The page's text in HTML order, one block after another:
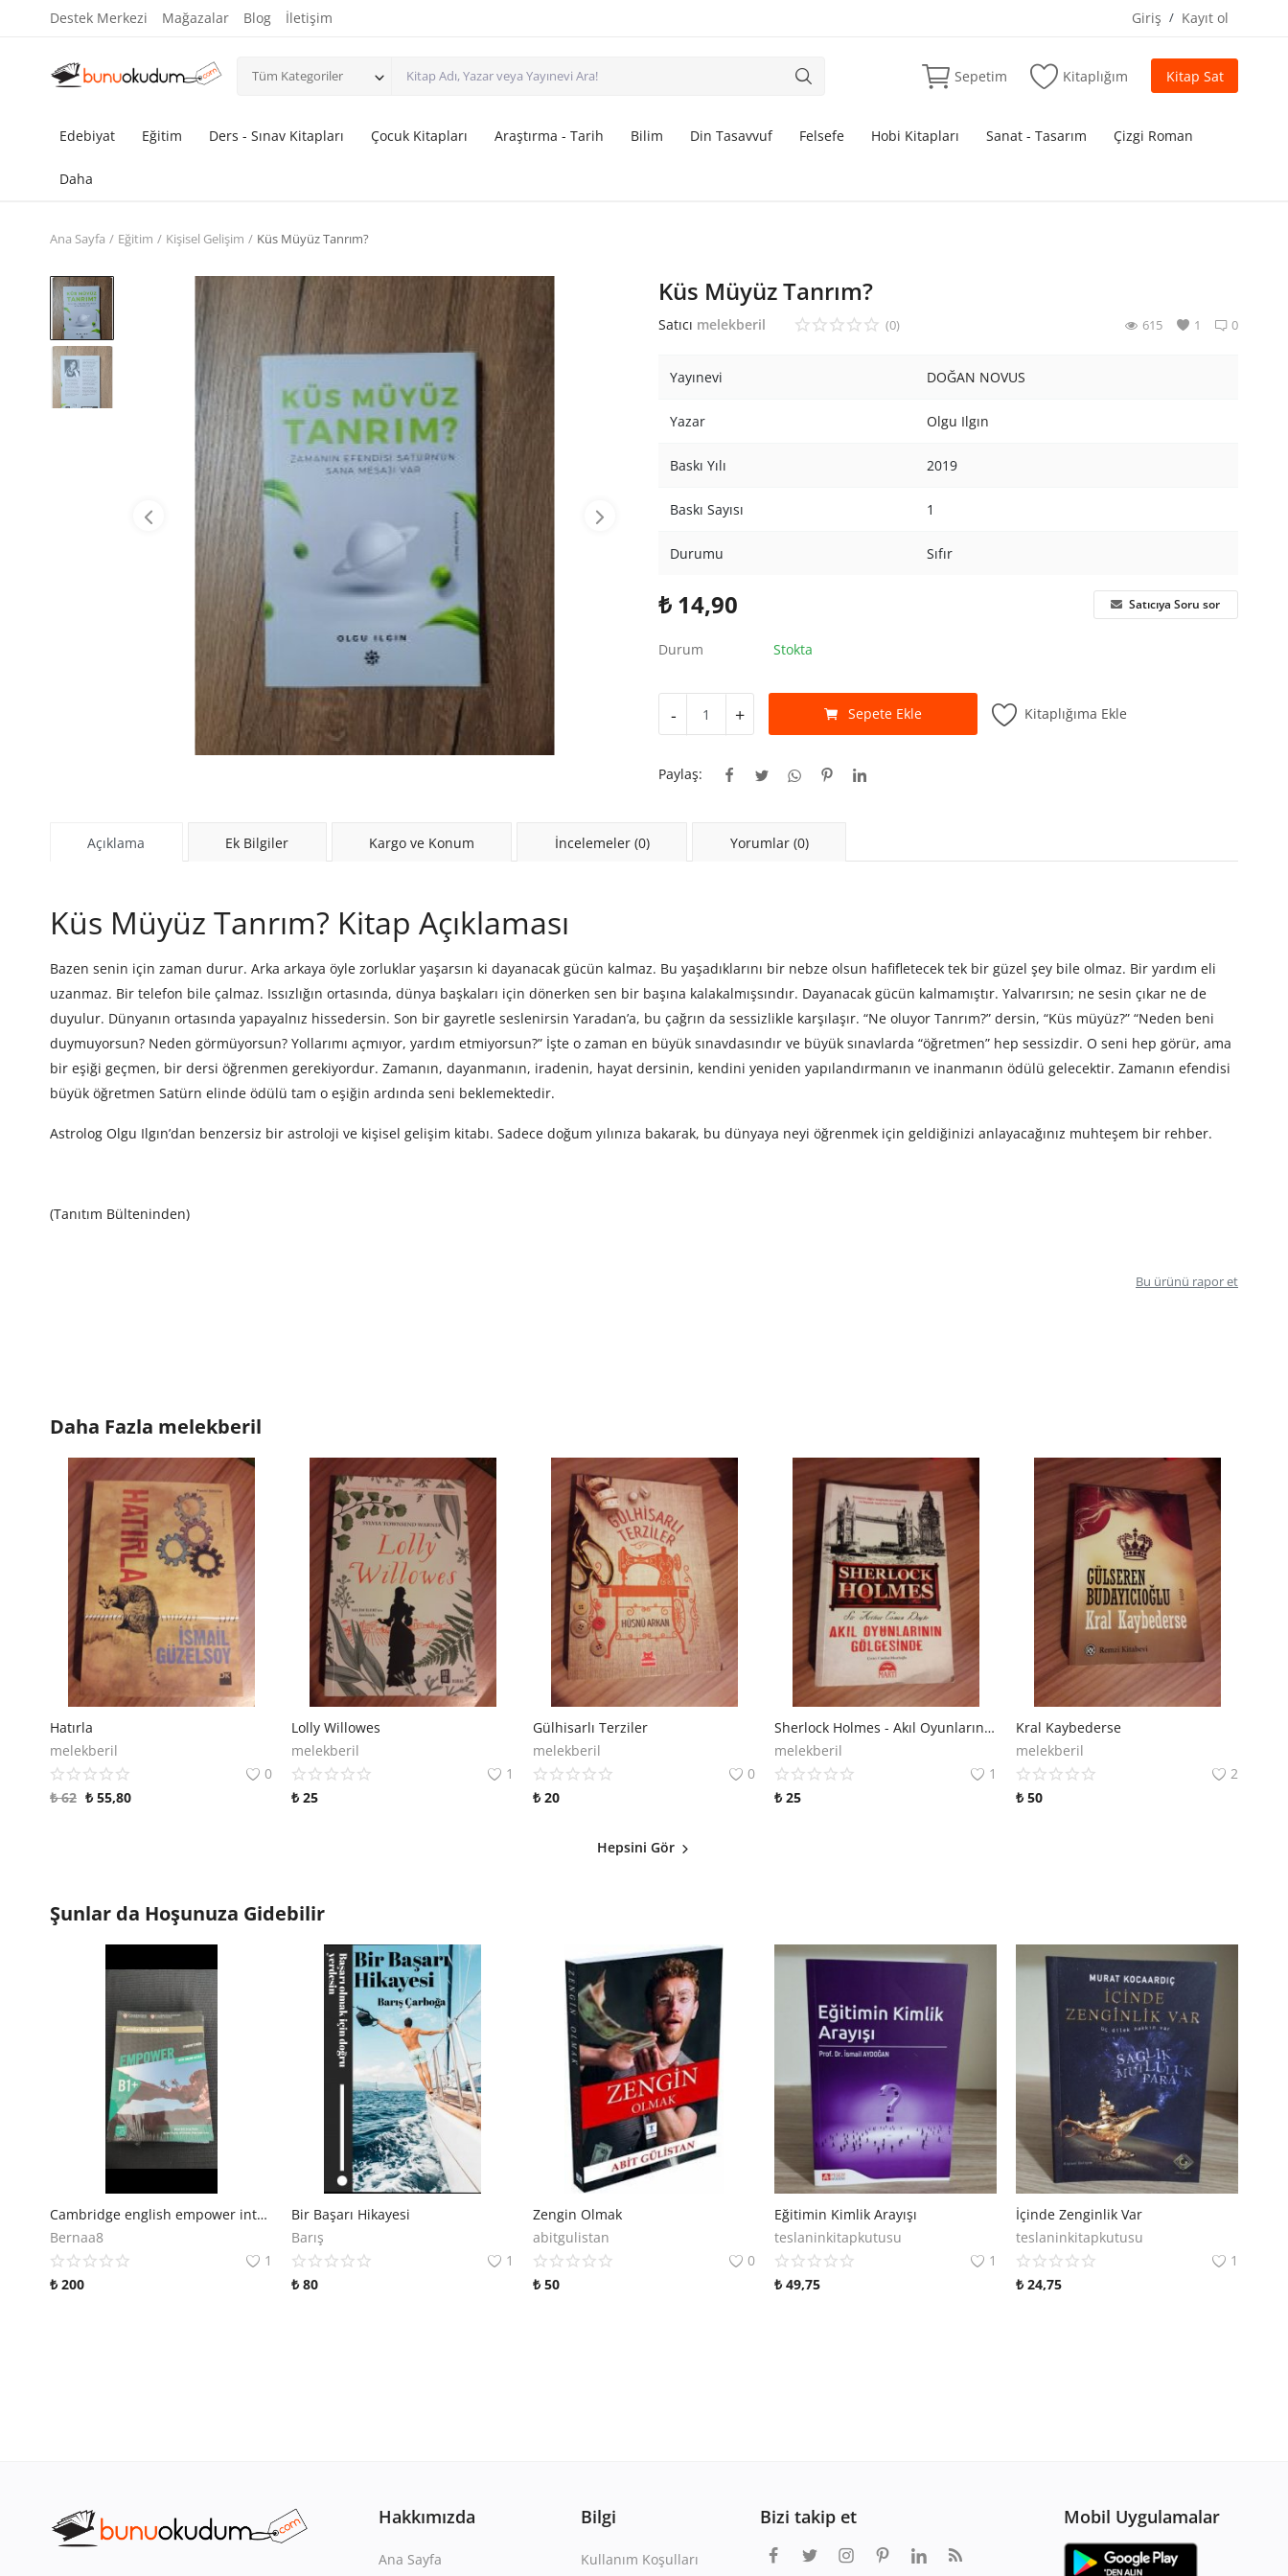
Destek Merkezi Mağazalar Blog İletişim Giriş / Kayıt ol
Tüm Kategoriler Sepetim Kitaplığım Kitap Sat
Edebiyat Eğitim Ders - Sınav Kitapları Çocuk Kitapları Araştırma - Tarih Bilim Din Tasavvuf Felsefe Hobi Kitapları Sanat - Tasarım Çizgi Roman
Daha
Ana Sayfa Eğitim Kişisel Gelişim Küs Müyüz Tanrım?
Küs Müyüz Tanrım?
Satıcı melekberil 0
(0) 1
615
Yayınevi DOĞAN NOVUS
Yazar Olgu Ilgın
Baskı Yılı 2019
Baskı Sayısı 1
Durumu Sıfır
₺ 14,90 Satıcıya Soru sor
Durum Stokta
- + Sepete Ekle Kitaplığıma Ekle
Paylaş:
Açıklama Ek Bilgiler Kargo ve Konum İncelemeler (0) Yorumlar (0)
Küs Müyüz Tanrım? Kitap Açıklaması
Bazen senin için zaman durur. Arka arkaya öyle zorluklar yaşarsın ki dayanacak gücün kalmaz. Bu yaşadıklarını bir nebze olsun hafifletecek tek bir güzel şey bile olmaz. Bir yardım eli
uzanmaz. Bir telefon bile çalmaz. Issızlığın ortasında, dünya başkaları için dönerken sen bir başına kalakalmışsındır. Dayanacak gücün kalmamıştır. Yalvarırsın; ne sesin çıkar ne de
duyulur. Dünyanın ortasında yapayalnız hissedersin. Son bir gayretle seslenirsin Yaradan’a, bu çağrın da sessizlikle karşılaşır. “Ne oluyor Tanrım?” dersin, “Küs müyüz?” “Neden beni
duymuyorsun? Neden görmüyorsun? Yollarımı açmıyor, yardım etmiyorsun?” İşte o zaman en büyük sınavdasındır ve büyük sınavlarda “öğretmen” hep sessizdir. O seni hep görür, ama
bir eşiği geçmen, bir dersi öğrenmen gerekiyordur. Zamanın, dayanmanın, iradenin, hayat dersinin, kendini yeniden yapılandırmanın ve inanmanın ödülü gelecektir. Zamanın efendisi
büyük öğretmen Satürn elinde ödülü tam o eşiğin ardında seni beklemektedir.
Astrolog Olgu Ilgın’dan benzersiz bir astroloji ve kişisel gelişim kitabı. Sadece doğum yılınıza bakarak, bu dünyaya neyi öğrenmek için geldiğinizi anlayacağınız muhteşem bir rehber.
(Tanıtım Bülteninden)
Bu ürünü rapor et
Daha Fazla melekberil
Hatırla
melekberil
0
₺62 ₺ 55,80
Lolly Willowes
melekberil
1
₺ 25
Gülhisarlı Terziler
melekberil
0
₺ 20
Sherlock Holmes - Akıl Oyunlarının Gölgesinde
melekberil
1
₺ 25
Kral Kaybederse
melekberil
2
₺ 50
Hepsini Gör
Şunlar da Hoşunuza Gidebilir
Cambridge english empower intermediate
Bernaa8
1
₺ 200
Bir Başarı Hikayesi
Barış
1
₺ 80
Zengin Olmak
abitgulistan
0
₺ 50
Eğitimin Kimlik Arayışı
teslaninkitapkutusu
1
₺ 49,75
İçinde Zenginlik Var
teslaninkitapkutusu
1
₺ 24,75
Hakkımızda
Ana Sayfa
Bilgi
Kullanım Koşulları
Bizi takip et Mobil Uygulamalar